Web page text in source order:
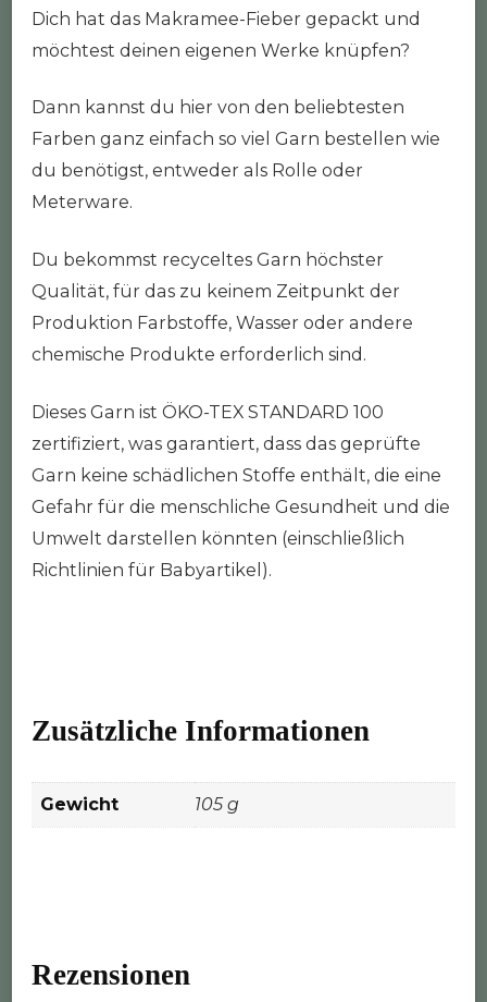
Dich hat das Makramee-Fieber gepackt und
möchtest deinen eigenen Werke knüpfen?
Dann kannst du hier von den beliebtesten
Farben ganz einfach so viel Garn bestellen wie
du benötigst, entweder als Rolle oder
Meterware.
Du bekommst recyceltes Garn höchster
Qualität, für das zu keinem Zeitpunkt der
Produktion Farbstoffe, Wasser oder andere
chemische Produkte erforderlich sind.
Dieses Garn ist ÖKO-TEX STANDARD 100
zertifiziert, was garantiert, dass das geprüfte
Garn keine schädlichen Stoffe enthält, die eine
Gefahr für die menschliche Gesundheit und die
Umwelt darstellen könnten (einschließlich
Richtlinien für Babyartikel).
Zusätzliche Informationen
Gewicht 105 g
Rezensionen